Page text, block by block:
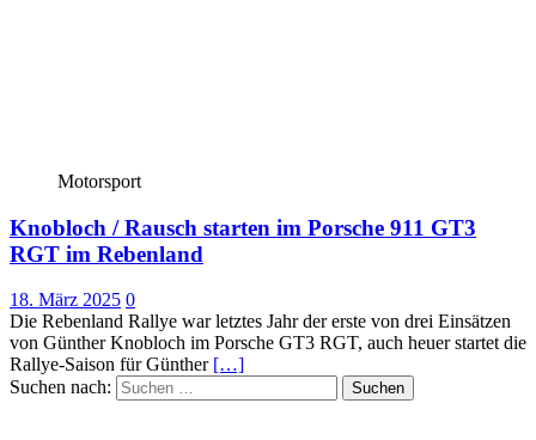
Motorsport
Knobloch / Rausch starten im Porsche 911 GT3
RGT im Rebenland
18. März 2025 0
Die Rebenland Rallye war letztes Jahr der erste von drei Einsätzen
von Günther Knobloch im Porsche GT3 RGT, auch heuer startet die
Rallye-Saison für Günther […]
Suchen nach: